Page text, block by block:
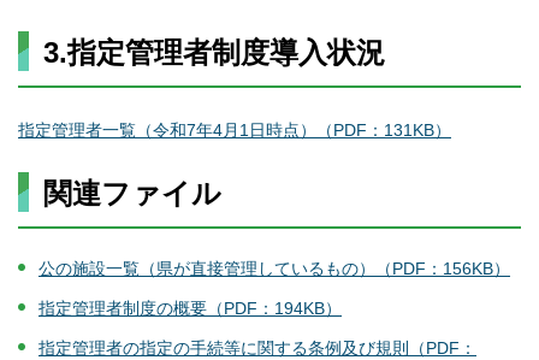
3.指定管理者制度導入状況
指定管理者一覧（令和7年4月1日時点）（PDF：131KB）
関連ファイル
公の施設一覧（県が直接管理しているもの）（PDF：156KB）
指定管理者制度の概要（PDF：194KB）
指定管理者の指定の手続等に関する条例及び規則（PDF：